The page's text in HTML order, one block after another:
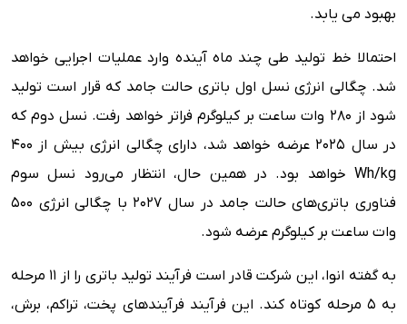
بهبود می یابد.
احتمالا خط تولید طی چند ماه آینده وارد عملیات اجرایی خواهد
شد. چگالی انرژی نسل اول باتری حالت جامد که قرار است تولید
شود از 280 وات ساعت بر کیلوگرم فراتر خواهد رفت. نسل دوم که
در سال 2025 عرضه خواهد شد، دارای چگالی انرژی بیش از 400
Wh/kg خواهد بود. در همین حال، انتظار می‌رود نسل سوم
فناوری باتری‌های حالت جامد در سال 2027 با چگالی انرژی 500
وات ساعت بر کیلوگرم عرضه شود.
به گفته انوا، این شرکت قادر است فرآیند تولید باتری را از 11 مرحله
به 5 مرحله کوتاه کند. این فرآیند فرآیندهای پخت، تراکم، برش،